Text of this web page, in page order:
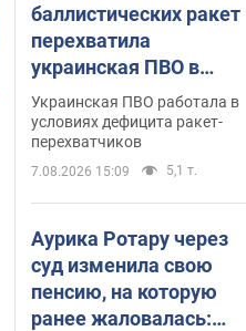
баллистических ракет
перехватила
украинская ПВО в
июле: в Минобороны
назвали цифру
Украинская ПВО работала в
условиях дефицита ракет-
перехватчиков
7.08.2026 15:09 5,1 т.
Аурика Ротару через
суд изменила свою
пенсию, на которую
ранее жаловалась: